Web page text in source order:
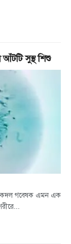
সুস্থ শিশু
একদল গবেষক এমন এক